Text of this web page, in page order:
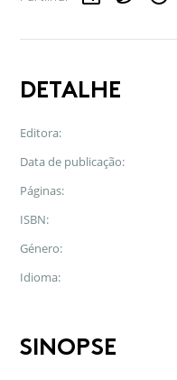
DETALHE
Editora:
Data de publicação:
Páginas:
ISBN:
Género:
Idioma:
SINOPSE